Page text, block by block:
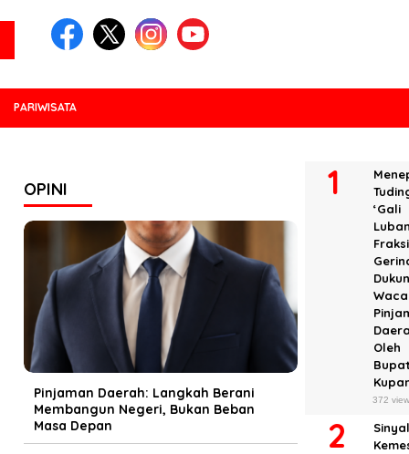
PARIWISATA
‘Gali
Fraksi
Oleh
372
OPINI
Pinjaman Daerah: Langkah Berani
Membangun Negeri, Bukan Beban
Masa Depan